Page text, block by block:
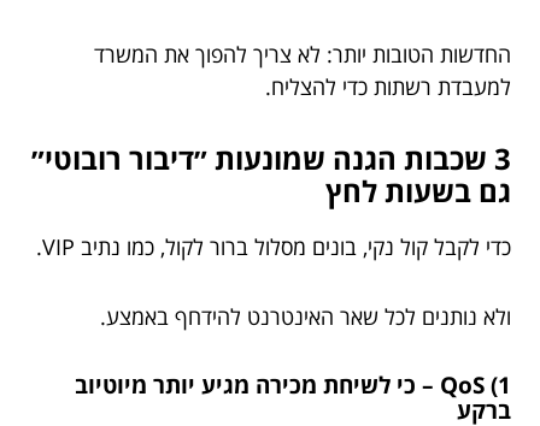
החדשות הטובות יותר: לא צריך להפוך את המשרד
למעבדת רשתות כדי להצליח.
3 שכבות הגנה שמונעות ״דיבור רובוטי״
גם בשעות לחץ
כדי לקבל קול נקי, בונים מסלול ברור לקול, כמו נתיב VIP.
ולא נותנים לכל שאר האינטרנט להידחף באמצע.
1) QoS – כי לשיחת מכירה מגיע יותר מיוטיוב
ברקע